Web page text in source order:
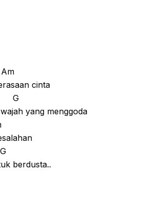
cinta
yang menggoda
berdusta..